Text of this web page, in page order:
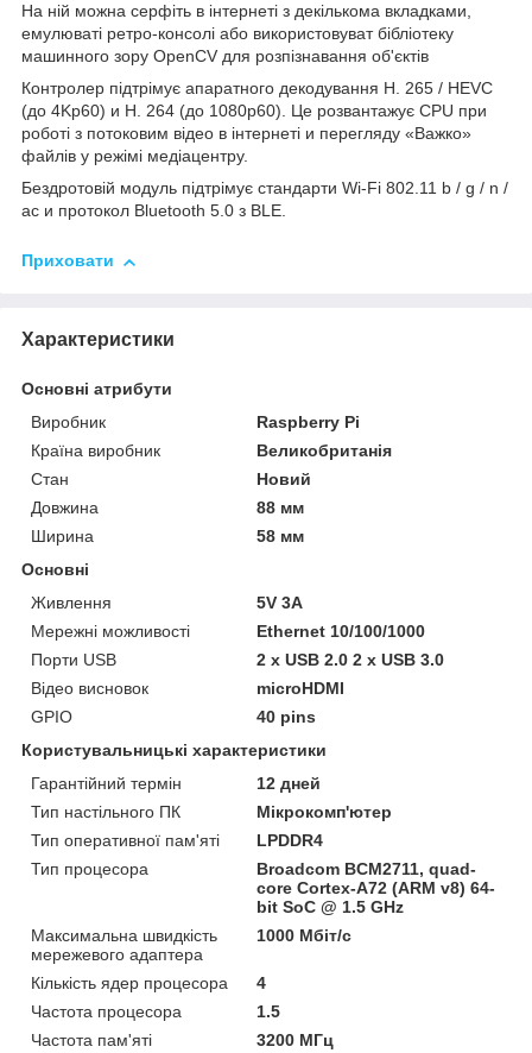
На ній можна серфіть в інтернеті з декількома вкладками,
емулюваті ретро-консолі або використовуват бібліотеку
машинного зору OpenCV для розпізнавання об'єктів
Контролер підтрімує апаратного декодування H. 265 / HEVC
(до 4Kp60) и H. 264 (до 1080p60). Це розвантажує CPU при
роботі з потоковим відео в інтернеті и перегляду «Важко»
файлів у режімі медіацентру.
Бездротовій модуль підтрімує стандарти Wi-Fi 802.11 b / g / n /
ac и протокол Bluetooth 5.0 з BLE.
Приховати
Характеристики
Основні атрибути
Виробник
Raspberry Pi
Країна виробник
Великобританія
Стан
Новий
Довжина
88 мм
Ширина
58 мм
Основні
Живлення
5V 3A
Мережні можливості
Ethernet 10/100/1000
Порти USB
2 x USB 2.0 2 x USB 3.0
Відео висновок
microHDMI
GPIO
40 pins
Користувальницькі характеристики
Гарантійний термін
12 дней
Тип настільного ПК
Мікрокомп'ютер
Тип оперативної пам'яті
LPDDR4
Тип процесора
Broadcom BCM2711, quad-
core Cortex-A72 (ARM v8) 64-
bit SoC @ 1.5 GHz
Максимальна швидкість
мережевого адаптера
1000 Мбіт/с
Кількість ядер процесора
4
Частота процесора
1.5
Частота пам'яті
3200 МГц